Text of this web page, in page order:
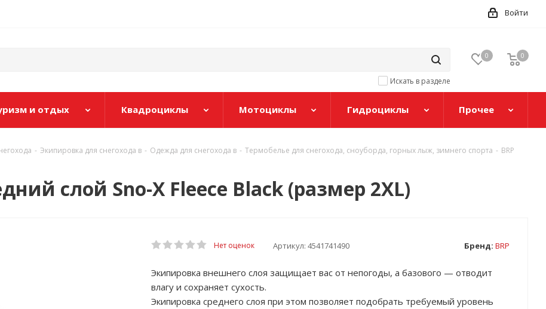
Войти
Искать в разделе
0 0
и отдых Квадроциклы Мотоциклы Гидроциклы Прочее
- Экипировка для снегохода в - Одежда для снегохода в - Термобелье для снегохода, сноуборда, горных лыж, зимнего спорта - BRP
слой Sno-X Fleece Black (размер 2XL)
Нет оценок Артикул: 4541741490 Бренд: BRP
Экипировка внешнего слоя защищает вас от непогоды, а базового — отводит
влагу и сохраняет сухость.
Экипировка среднего слоя при этом позволяет подобрать требуемый уровень